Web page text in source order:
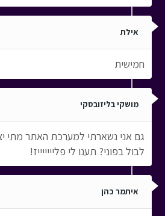
אילת
חמישית
מושקי בליזובסקי
גם אני נשארתי למערכת האתר מתי
לבול בפוני? תענו לי פליייייייז!
איתמר כהן